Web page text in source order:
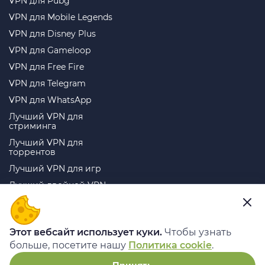
VPN для Mobile Legends
VPN для Disney Plus
VPN для Gameloop
VPN для Free Fire
VPN для Telegram
VPN для WhatsApp
Лучший VPN для
стриминга
Лучший VPN для
торрентов
Лучший VPN для игр
Лучший двойной VPN
Telegram
Этот вебсайт использует куки. Чтобы узнать
больше, посетите нашу Политика cookie.